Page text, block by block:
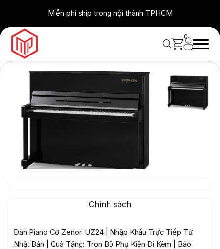
content
Miễn phí ship trong nội thành TPHCM
0
Chính sách
Đàn Piano Cơ Zenon UZ24 | Nhập Khẩu Trực Tiếp Từ
Nhật Bản | Quà Tặng: Trọn Bộ Phụ Kiện Đi Kèm | Bảo